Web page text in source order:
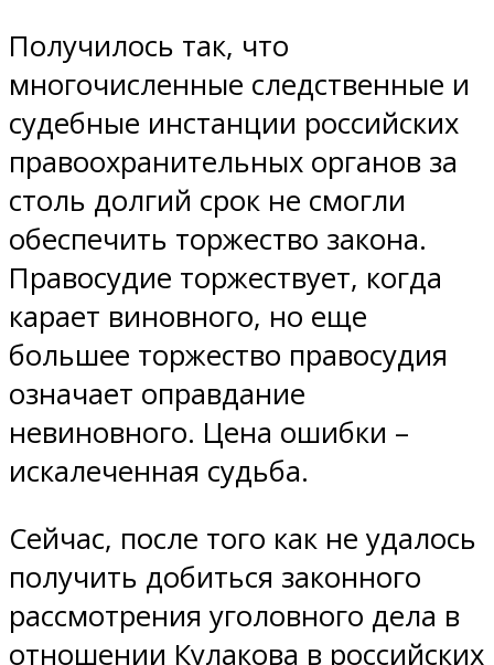
Получилось так, что
многочисленные следственные и
судебные инстанции российских
правоохранительных органов за
столь долгий срок не смогли
обеспечить торжество закона.
Правосудие торжествует, когда
карает виновного, но еще
большее торжество правосудия
означает оправдание
невиновного. Цена ошибки –
искалеченная судьба.
Сейчас, после того как не удалось
получить добиться законного
рассмотрения уголовного дела в
отношении Кулакова в российских